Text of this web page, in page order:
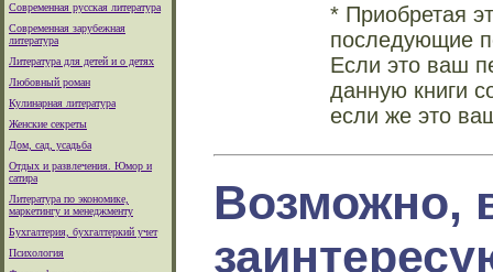
Современная русская литература
Современная зарубежная
литература
Литература для детей и о детях
Любовный роман
Кулинарная литература
Женские секреты
Дом, сад, усадьба
Отдых и развлечения. Юмор и
сатира
Литература по экономике,
маркетингу и менеджменту
Бухгалтерия, бухгалтеркий учет
Психология
* Приобретая
последующие
Если это ваш
данную книги
если же это
Возможно,